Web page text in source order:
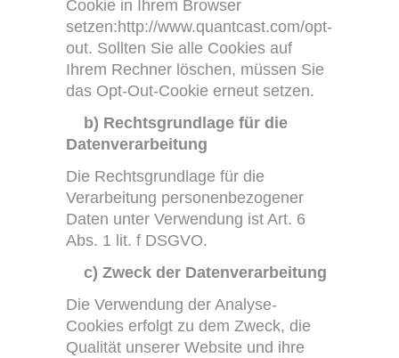
Cookie in Ihrem Browser
setzen:http://www.quantcast.com/opt-
out. Sollten Sie alle Cookies auf
Ihrem Rechner löschen, müssen Sie
das Opt-Out-Cookie erneut setzen.
b) Rechtsgrundlage für die
Datenverarbeitung
Die Rechtsgrundlage für die
Verarbeitung personenbezogener
Daten unter Verwendung ist Art. 6
Abs. 1 lit. f DSGVO.
c) Zweck der Datenverarbeitung
Die Verwendung der Analyse-
Cookies erfolgt zu dem Zweck, die
Qualität unserer Website und ihre